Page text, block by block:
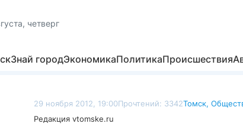
четверг
Знай городЭкономикаПолитикаПроисшествия
29 ноября 2012, 19:00Прочтений: 3342Томск,
Редакция vtomske.ru